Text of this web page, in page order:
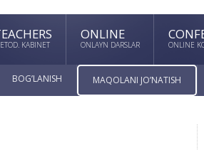
KABINET
ONLINE
ONLAYN DARSLAR ONLINE
BOG’LANISH MAQOLANI JO’NATISH